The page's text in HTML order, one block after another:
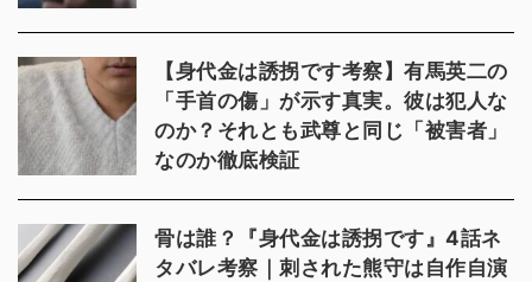
【身代金は誘拐です考察】有馬英二の
「手首の傷」が示す真実。彼は犯人な
のか？それとも武尊と同じ「被害者」
なのか徹底検証
骨は誰？『身代金は誘拐です』4話ネ
タバレ考察｜刺された熊守は自作自演